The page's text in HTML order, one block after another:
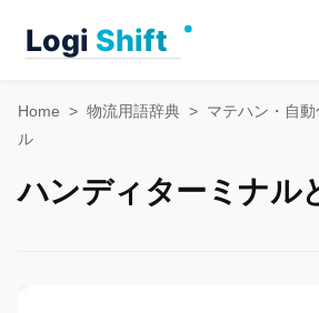
Home > 物流用語辞典 > マテハン・自動
ル
ハンディターミナル